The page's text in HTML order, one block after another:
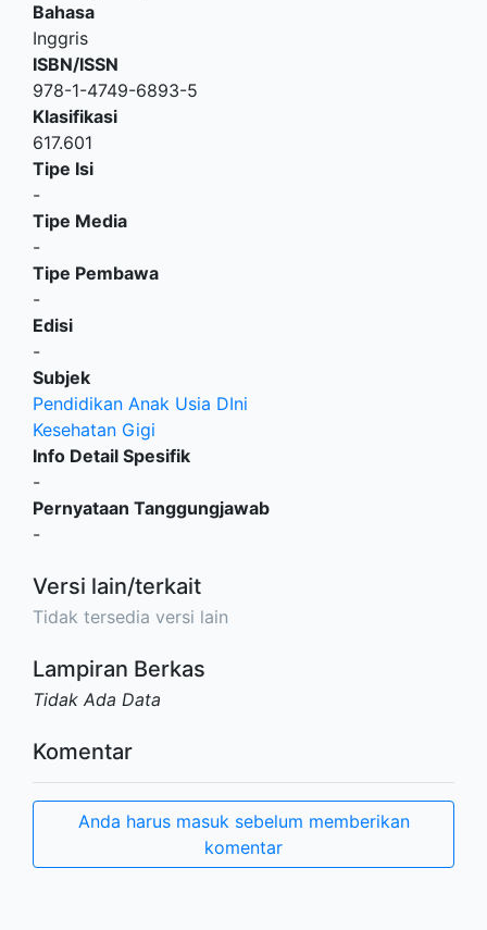
Bahasa
Inggris
ISBN/ISSN
978-1-4749-6893-5
Klasifikasi
617.601
Tipe Isi
-
Tipe Media
-
Tipe Pembawa
-
Edisi
-
Subjek
Pendidikan Anak Usia DIni
Kesehatan Gigi
Info Detail Spesifik
-
Pernyataan Tanggungjawab
-
Versi lain/terkait
Tidak tersedia versi lain
Lampiran Berkas
Tidak Ada Data
Komentar
Anda harus masuk sebelum memberikan
komentar